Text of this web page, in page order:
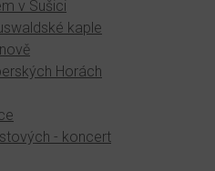
v Sušici
kaple
Horách
- koncert